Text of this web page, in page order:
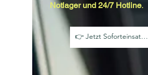
Notlager und 24/7 Hotline.
👉 Jetzt Soforteinsatz anfragen